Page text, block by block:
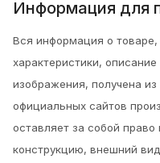
Информация для
Вся информация о товаре,
характеристики,
изображения, получена
официальных сайтов
оставляет за собой
конструкцию, внешний